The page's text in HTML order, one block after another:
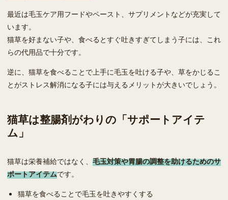
最近は毛玉ケア用フードやペースト、サプリメントなどが充実して
います。
猫草を好まない子や、食べるとすぐ吐きすぎてしまう子には、これ
らの代用品で十分です。
逆に、猫草を食べることで上手に毛玉を吐ける子や、草をかじるこ
とがストレス解消になる子には与えるメリットが大きいでしょう。
猫草は整腸剤がわりの「サポートアイテ
ム」
猫草は栄養補給ではなく、 毛玉対策や胃腸の調整を助けるためのサ
ポートアイテムです。
猫草を食べることで毛玉を吐きやすくする